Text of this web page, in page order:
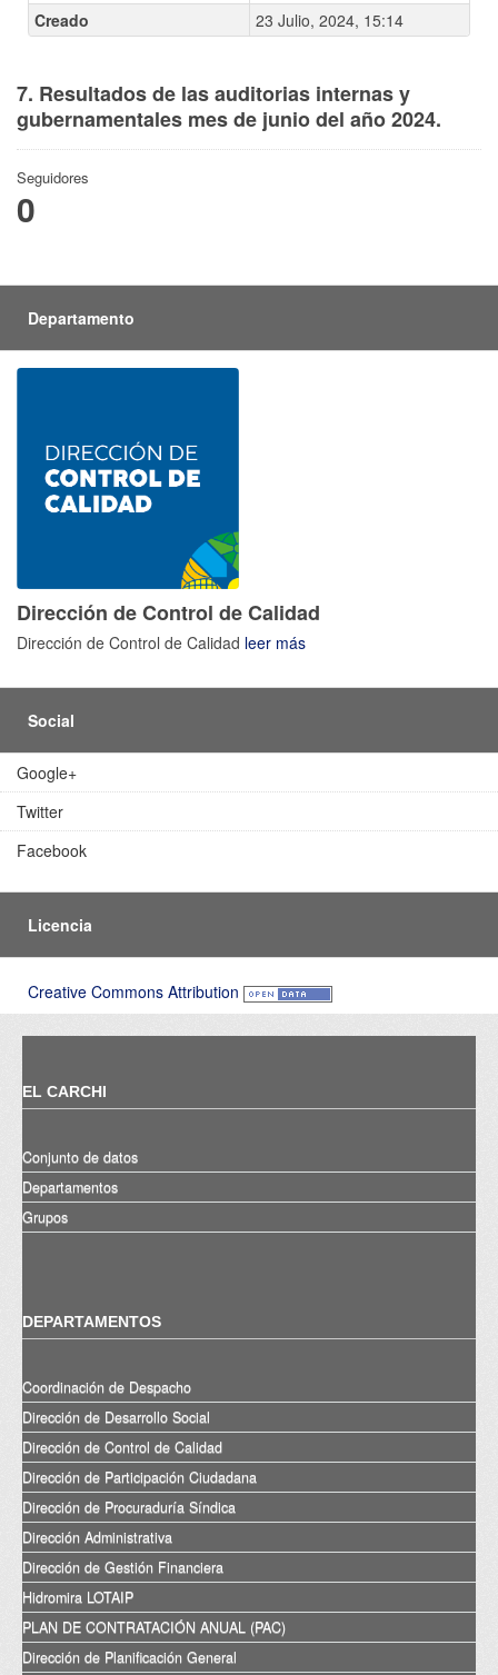
Creado
23 Julio, 2024, 15:14
7. Resultados de las auditorias internas y
gubernamentales mes de junio del año 2024.
Seguidores
0
Departamento
Dirección de Control de Calidad
Dirección de Control de Calidad leer más
Social
Google+
Twitter
Facebook
Licencia
Creative Commons Attribution
EL CARCHI
Conjunto de datos
Departamentos
Grupos
DEPARTAMENTOS
Coordinación de Despacho
Dirección de Desarrollo Social
Dirección de Control de Calidad
Dirección de Participación Ciudadana
Dirección de Procuraduría Síndica
Dirección Administrativa
Dirección de Gestión Financiera
Hidromira LOTAIP
PLAN DE CONTRATACIÓN ANUAL (PAC)
Dirección de Planificación General